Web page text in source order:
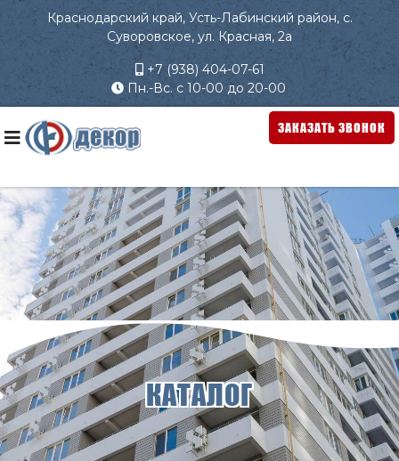
Краснодарский край, Усть-Лабинский район, с.
Суворовское, ул. Красная, 2а
+7 (938) 404-07-61
Пн.-Вс. с 10-00 до 20-00
ЗАКАЗАТЬ ЗВОНОК
КАТАЛОГ